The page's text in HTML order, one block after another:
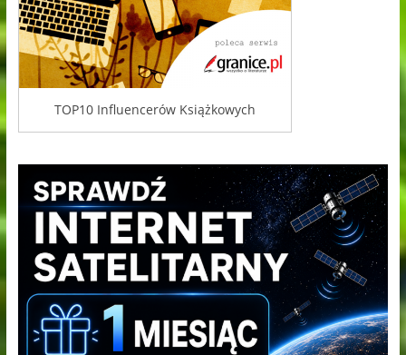
TOP10 Influencerów Książkowych